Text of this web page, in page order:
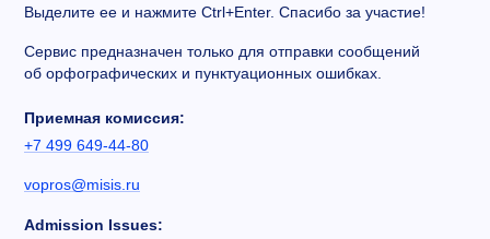
Выделите ее и нажмите Ctrl+Enter. Спасибо за участие!
Сервис предназначен только для отправки сообщений
об орфографических и пунктуационных ошибках.
Приемная комиссия:
+7 499 649-44-80
vopros@misis.ru
Admission Issues: